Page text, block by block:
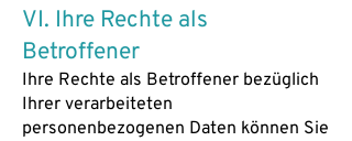
VI. Ihre Rechte als
Betroffener
Ihre Rechte als Betroffener bezüglich
Ihrer verarbeiteten
personenbezogenen Daten können Sie